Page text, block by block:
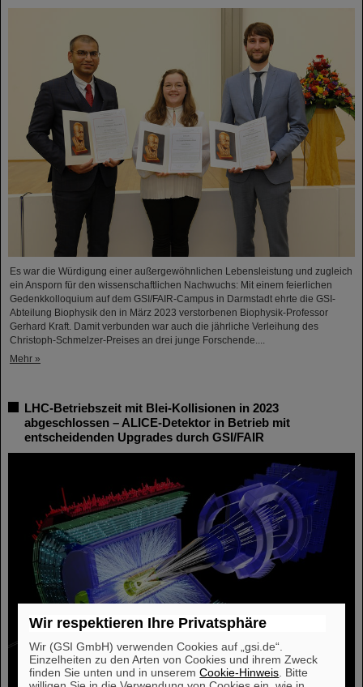
Es war die Würdigung einer außergewöhnlichen Lebensleistung und zugleich
ein Ansporn für den wissenschaftlichen Nachwuchs: Mit einem feierlichen
Gedenkkolloquium auf dem GSI/FAIR-Campus in Darmstadt ehrte die GSI-
Abteilung Biophysik den in März 2023 verstorbenen Biophysik-Professor
Gerhard Kraft. Damit verbunden war auch die jährliche Verleihung des
Christoph-Schmelzer-Preises an drei junge Forschende....
Mehr »
LHC-Betriebszeit mit Blei-Kollisionen in 2023
abgeschlossen – ALICE-Detektor in Betrieb mit
entscheidenden Upgrades durch GSI/FAIR
Wir respektieren Ihre Privatsphäre
Wir (GSI GmbH) verwenden Cookies auf „gsi.de“.
Einzelheiten zu den Arten von Cookies und ihrem Zweck
finden Sie unten und in unseremCookie-Hinweis . Bitte